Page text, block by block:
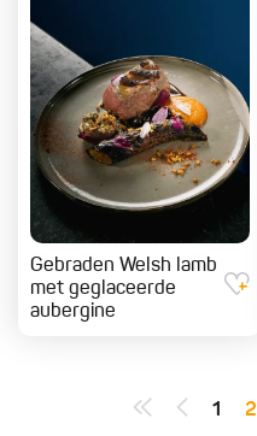
Gebraden Welsh lamb
met geglaceerde
aubergine
1 2